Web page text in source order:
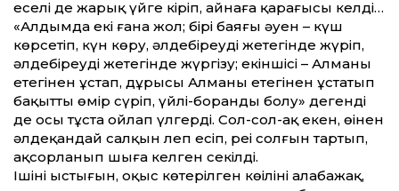
еңселі де жарық үйге кіріп, айнаға қарағысы келді…
«Алдымда екі ғана жол; бірі баяғы әуен – күш
көрсетіп, күн көру, әлдебіреудің жетегінде жүріп,
әлдебіреуді жетегінде жүргізу; екіншісі – Алманың
етегінен ұстап, дұрысы Алманы етегінен ұстатып
бақытты өмір сүріп, үйлі-боранды болу» дегенді
де осы тұста ойлап үлгерді. Сол-сол-ақ екен, өңінен
әлдеқандай салқын леп есіп, реңі солғын тартып,
ақсорланып шыға келген секілді.
Ішінің ыстығын, оқыс көтерілген көңілінің алабажақ,